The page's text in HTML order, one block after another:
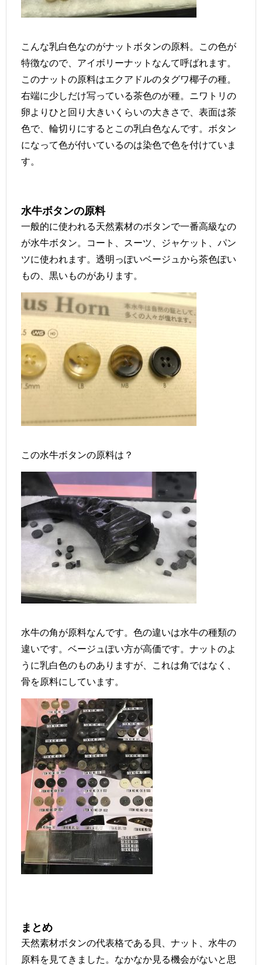
こんな乳白色なのがナットボタンの原料。この色が
特徴なので、アイボリーナットなんて呼ばれます。
このナットの原料はエクアドルのタグワ椰子の種。
右端に少しだけ写っている茶色のが種。ニワトリの
卵よりひと回り大きいくらいの大きさで、表面は茶
色で、輪切りにするとこの乳白色なんです。ボタン
になって色が付いているのは染色で色を付けていま
す。
水牛ボタンの原料
一般的に使われる天然素材のボタンで一番高級なの
が水牛ボタン。コート、スーツ、ジャケット、パン
ツに使われます。透明っぽいベージュから茶色ぽい
もの、黒いものがあります。
この水牛ボタンの原料は？
水牛の角が原料なんです。色の違いは水牛の種類の
違いです。ベージュぽい方が高価です。ナットのよ
うに乳白色のものありますが、これは角ではなく、
骨を原料にしています。
まとめ
天然素材ボタンの代表格である貝、ナット、水牛の
原料を見てきました。なかなか見る機会がないと思